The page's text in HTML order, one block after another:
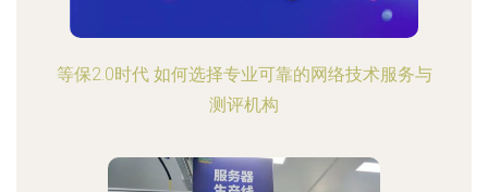
等保2.0时代 如何选择专业可靠的网络技术服务与
测评机构